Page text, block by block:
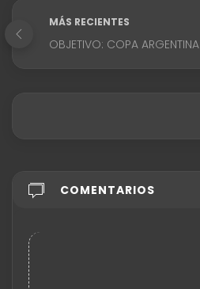
MÁS RECIENTES
OBJETIVO: COPA ARGENTINA
COMENTARIOS